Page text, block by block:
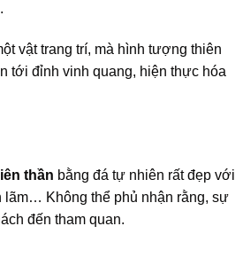
vật trang trí, mà hình tượng thiên
tới đỉnh vinh quang, hiện thực hóa
thần bằng đá tự nhiên rất đẹp với
lãm… Không thể phủ nhận rằng, sự
đến tham quan.